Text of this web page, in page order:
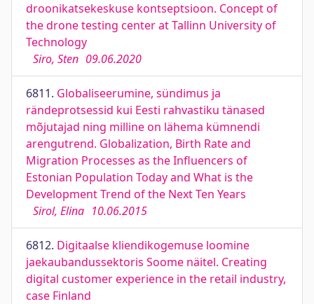
droonikatsekeskuse kontseptsioon. Concept of
the drone testing center at Tallinn University of
Technology
Siro, Sten 09.06.2020
6811. Globaliseerumine, sündimus ja
rändeprotsessid kui Eesti rahvastiku tänased
mõjutajad ning milline on lähema kümnendi
arengutrend. Globalization, Birth Rate and
Migration Processes as the Influencers of
Estonian Population Today and What is the
Development Trend of the Next Ten Years
Sirol, Elina 10.06.2015
6812. Digitaalse kliendikogemuse loomine
jaekaubandussektoris Soome näitel. Creating
digital customer experience in the retail industry,
case Finland